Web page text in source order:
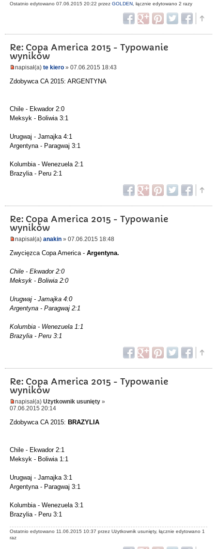
Ostatnio edytowano 07.06.2015 20:22 przez GOLDEN , łącznie edytowano 2 razy
Re: Copa America 2015 - Typowanie
wyników
napisał(a) te kiero » 07.06.2015 18:43
Zdobywca CA 2015: ARGENTYNA
Chile - Ekwador 2:0
Meksyk - Boliwia 3:1
Urugwaj - Jamajka 4:1
Argentyna - Paragwaj 3:1
Kolumbia - Wenezuela 2:1
Brazylia - Peru 2:1
Re: Copa America 2015 - Typowanie
wyników
napisał(a) anakin » 07.06.2015 18:48
Zwycięzca Copa America - Argentyna.
Chile - Ekwador 2:0
Meksyk - Boliwia 2:0
Urugwaj - Jamajka 4:0
Argentyna - Paragwaj 2:1
Kolumbia - Wenezuela 1:1
Brazylia - Peru 3:1
Re: Copa America 2015 - Typowanie
wyników
napisał(a) Użytkownik usunięty »
07.06.2015 20:14
Zdobywca CA 2015: BRAZYLIA
Chile - Ekwador 2:1
Meksyk - Boliwia 1:1
Urugwaj - Jamajka 3:1
Argentyna - Paragwaj 3:1
Kolumbia - Wenezuela 3:1
Brazylia - Peru 3:1
Ostatnio edytowano 11.06.2015 10:37 przez Użytkownik usunięty, łącznie edytowano 1
raz